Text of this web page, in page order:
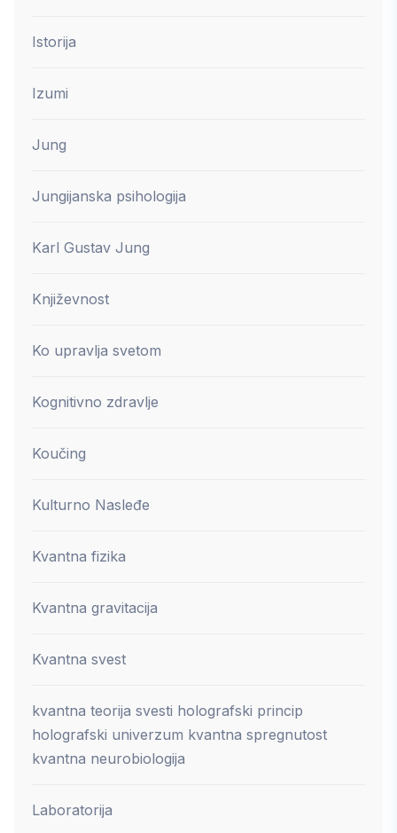
Istorija
Izumi
Jung
Jungijanska psihologija
Karl Gustav Jung
Književnost
Ko upravlja svetom
Kognitivno zdravlje
Koučing
Kulturno Nasleđe
Kvantna fizika
Kvantna gravitacija
Kvantna svest
kvantna teorija svesti holografski princip
holografski univerzum kvantna spregnutost
kvantna neurobiologija
Laboratorija